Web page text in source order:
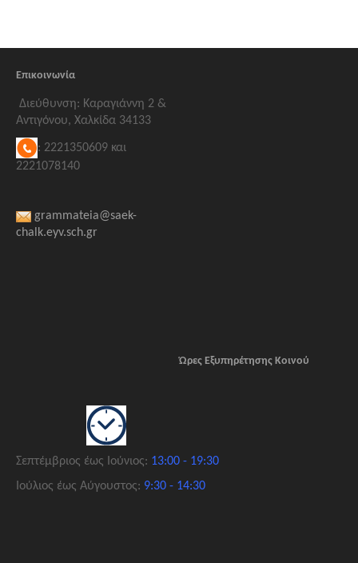
Επικοινωνία
Διεύθυνση: Καραγιάννη 2 &
Αντιγόνου, Χαλκίδα 34133
: 2221350609 και
2221078140
grammateia@saek-
chalk.eyv.sch.gr
Ώρες Εξυπηρέτησης Κοινού
Σεπτέμβριος έως Ιούνιος: 13:00 - 19:30
Ιούλιος έως Αύγουστος: 9:30 - 14:30